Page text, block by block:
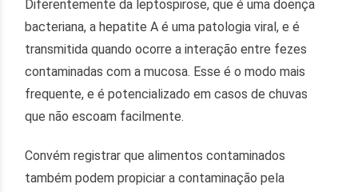
Diferentemente da leptospirose, que é uma doença
bacteriana, a hepatite A é uma patologia viral, e é
transmitida quando ocorre a interação entre fezes
contaminadas com a mucosa. Esse é o modo mais
frequente, e é potencializado em casos de chuvas
que não escoam facilmente.
Convém registrar que alimentos contaminados
também podem propiciar a contaminação pela